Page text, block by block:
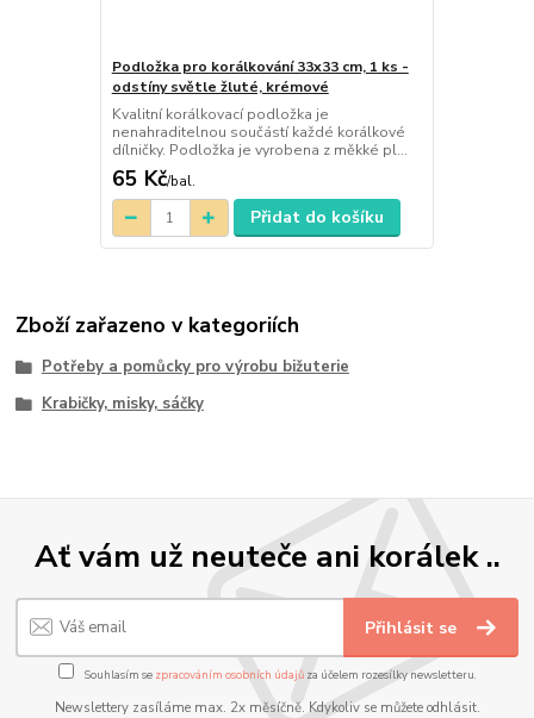
Podložka pro korálkování 33x33 cm, 1 ks -
odstíny světle žluté, krémové
Kvalitní korálkovací podložka je
nenahraditelnou součástí každé korálkové
dílničky. Podložka je vyrobena z měkké pl...
65 Kč/bal.
Přidat do košíku
Zboží zařazeno v kategoriích
Potřeby a pomůcky pro výrobu bižuterie
Krabičky, misky, sáčky
Ať vám už neuteče ani korálek ..
Přihlásit se
Souhlasím se zpracováním osobních údajůza účelem rozesílky newsletteru.
Newslettery zasíláme max. 2x měsíčně. Kdykoliv se můžete odhlásit.